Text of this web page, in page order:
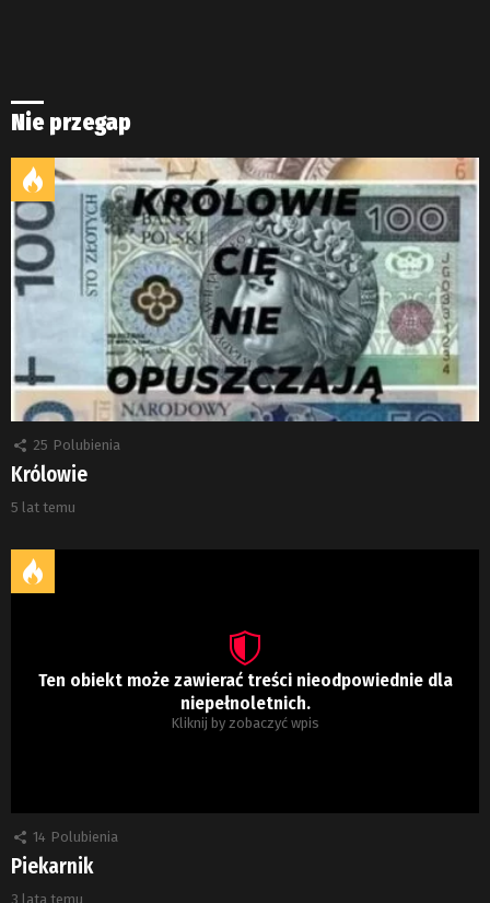
Nie przegap
25 Polubienia
Królowie
5 lat temu
Ten obiekt może zawierać treści nieodpowiednie dla
niepełnoletnich.
Kliknij by zobaczyć wpis
14 Polubienia
Piekarnik
3 lata temu